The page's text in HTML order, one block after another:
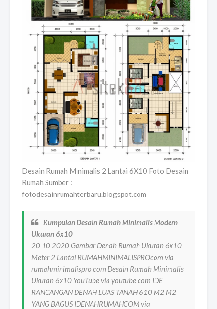
Desain Rumah Minimalis 2 Lantai 6X10 Foto Desain
Rumah Sumber :
fotodesainrumahterbaru.blogspot.com
Kumpulan Desain Rumah Minimalis Modern
Ukuran 6x10
20 10 2020 Gambar Denah Rumah Ukuran 6x10
Meter 2 Lantai RUMAHMINIMALISPROcom via
rumahminimalispro com Desain Rumah Minimalis
Ukuran 6x10 YouTube via youtube com IDE
RANCANGAN DENAH LUAS TANAH 610 M2 M2
YANG BAGUS IDENAHRUMAHCOM via